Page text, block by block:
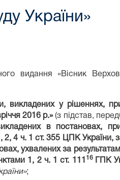
України»
видання «Вісник
викладених у рішеннях,
2016 р.»(з підстав,
в постановах,
4 ч. 1 ст. 355 ЦПК України, за
ухвалених за
1, 2 ч. 1 ст. 111
16
ГПК
;